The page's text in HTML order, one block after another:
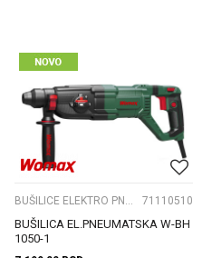
BUŠILICE ELEKTRO PNEUMATSKE 71110510
BUŠILICA EL.PNEUMATSKA W-BH
1050-1